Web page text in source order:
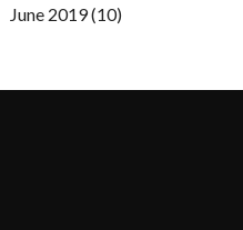
June 2019 (10)